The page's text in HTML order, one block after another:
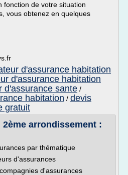
fonction de votre situation
vous obtenez en quelques
d'assurance habitation
d'assurance habitation
d'assurance sante /
habitation / devis
gratuit
arrondissement :
par thématique
d'assurances
d'assurances